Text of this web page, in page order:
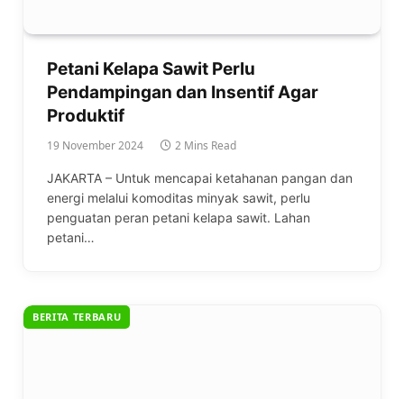
Petani Kelapa Sawit Perlu
Pendampingan dan Insentif Agar
Produktif
19 November 2024 2 Mins Read
JAKARTA – Untuk mencapai ketahanan pangan dan
energi melalui komoditas minyak sawit, perlu
penguatan peran petani kelapa sawit. Lahan
petani…
BERITA TERBARU